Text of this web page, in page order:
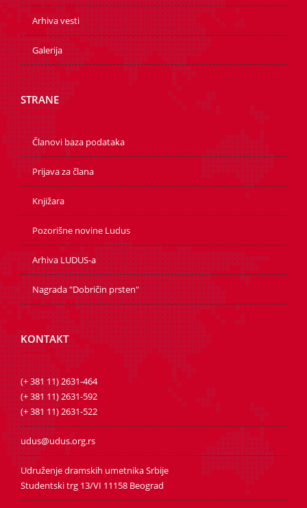
Arhiva vesti
Galerija
STRANE
Članovi baza podataka
Prijava za člana
Knjižara
Pozorišne novine Ludus
Arhiva LUDUS-a
Nagrada "Dobričin prsten"
KONTAKT
(+ 381 11) 2631-464
(+ 381 11) 2631-592
(+ 381 11) 2631-522
udus@udus.org.rs
Udruženje dramskih umetnika Srbije
Studentski trg 13/VI 11158 Beograd